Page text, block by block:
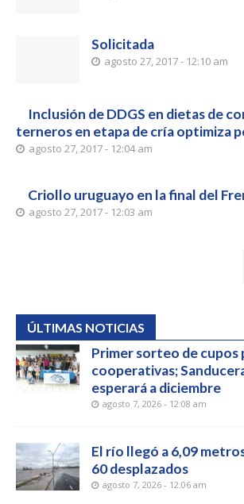
Solicitada
agosto 27, 2017 - 12:10 am
Inclusión de DDGS en dietas de
terneros en etapa de cría optimiza
agosto 27, 2017 - 12:04 am
Criollo uruguayo en la final del
agosto 27, 2017 - 12:03 am
ÚLTIMAS NOTICIAS
Primer sorteo de cupos
cooperativas;
esperará a diciembre
agosto 7, 2026 - 12:08 am
El río llegó a 6,09
60 desplazados
agosto 7, 2026 - 12:06 am